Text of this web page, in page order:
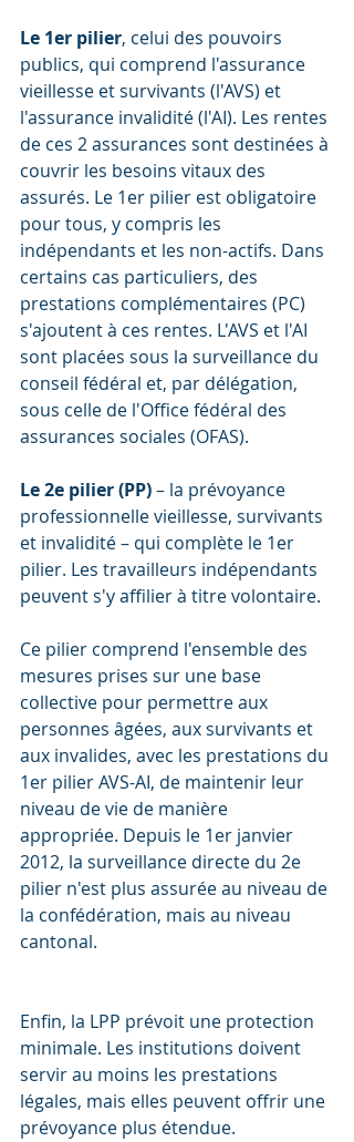
Le 1er pilier, celui des pouvoirs
publics, qui comprend l'assurance
vieillesse et survivants (l'AVS) et
l'assurance invalidité (l'AI). Les rentes
de ces 2 assurances sont destinées à
couvrir les besoins vitaux des
assurés. Le 1er pilier est obligatoire
pour tous, y compris les
indépendants et les non-actifs. Dans
certains cas particuliers, des
prestations complémentaires (PC)
s'ajoutent à ces rentes. L'AVS et l'AI
sont placées sous la surveillance du
conseil fédéral et, par délégation,
sous celle de l'Office fédéral des
assurances sociales (OFAS).
Le 2e pilier (PP) – la prévoyance
professionnelle vieillesse, survivants
et invalidité – qui complète le 1er
pilier. Les travailleurs indépendants
peuvent s'y affilier à titre volontaire.
Ce pilier comprend l'ensemble des
mesures prises sur une base
collective pour permettre aux
personnes âgées, aux survivants et
aux invalides, avec les prestations du
1er pilier AVS-AI, de maintenir leur
niveau de vie de manière
appropriée. Depuis le 1er janvier
2012, la surveillance directe du 2e
pilier n'est plus assurée au niveau de
la confédération, mais au niveau
cantonal.
Enfin, la LPP prévoit une protection
minimale. Les institutions doivent
servir au moins les prestations
légales, mais elles peuvent offrir une
prévoyance plus étendue.